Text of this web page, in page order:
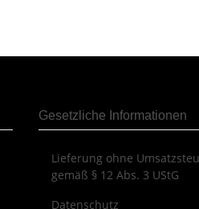
Gesetzliche Informationen
Lieferung ohne
gemäß § 12 Abs. 3 UStG
Datenschutz